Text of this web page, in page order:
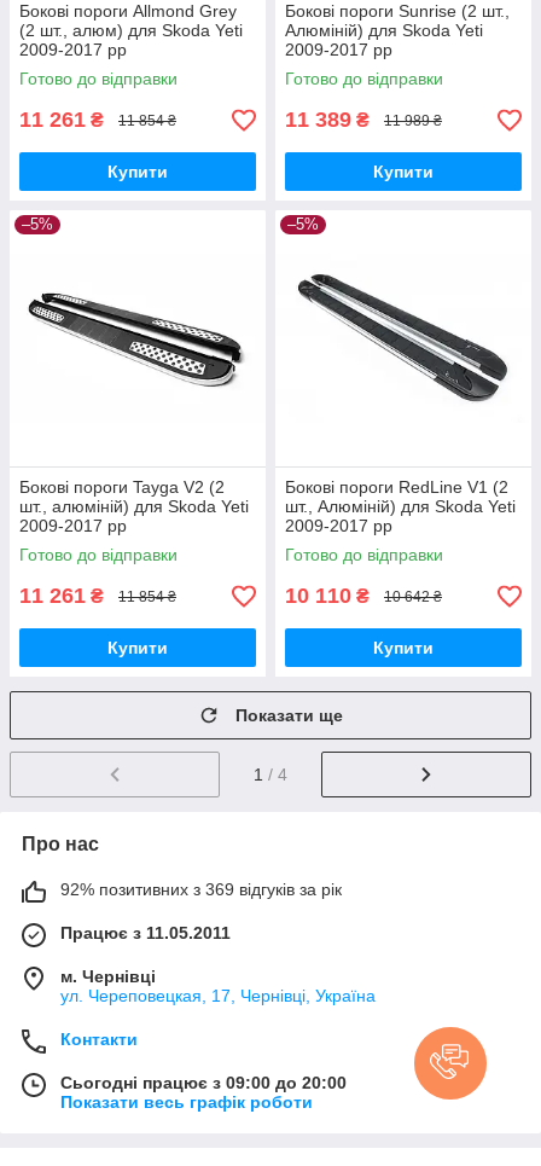
Бокові пороги Allmond Grey
(2 шт., алюм) для Skoda Yeti
2009-2017 рр
Готово до відправки
11 261 ₴ 11 854 ₴
Купити
Бокові пороги Sunrise (2 шт.,
Алюміній) для Skoda Yeti
2009-2017 рр
Готово до відправки
11 389 ₴ 11 989 ₴
Купити
–5%
Бокові пороги Tayga V2 (2
шт., алюміній) для Skoda Yeti
2009-2017 рр
Готово до відправки
11 261 ₴ 11 854 ₴
Купити
–5%
Бокові пороги RedLine V1 (2
шт., Алюміній) для Skoda Yeti
2009-2017 рр
Готово до відправки
10 110 ₴ 10 642 ₴
Купити
Показати ще
1 / 4
Про нас
92% позитивних з 369 відгуків за рік
Працює з 11.05.2011
м. Чернівці
ул. Череповецкая, 17, Чернівці, Україна
Контакти
Сьогодні працює з 09:00 до 20:00
Показати весь графік роботи